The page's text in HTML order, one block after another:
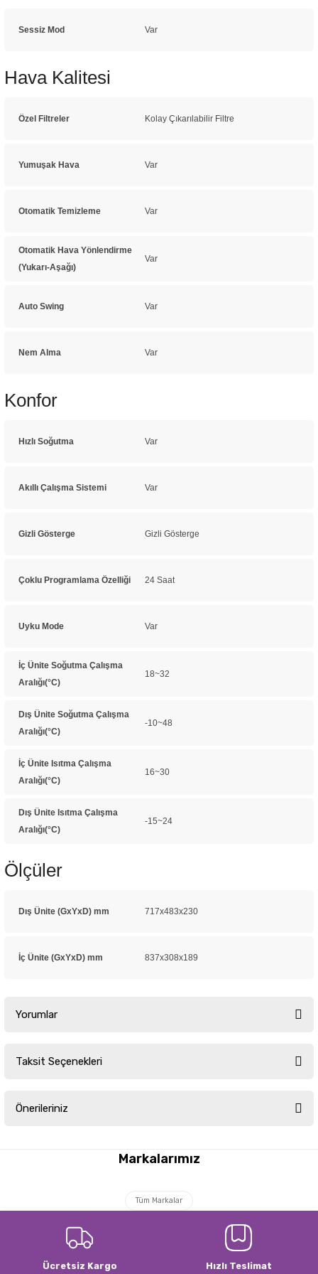
Sessiz Mod Var
Hava Kalitesi
Özel Filtreler Kolay Çıkarılabilir Filtre
Yumuşak Hava Var
Otomatik Temizleme Var
Otomatik Hava Yönlendirme
(Yukarı-Aşağı)
Var
Auto Swing Var
Nem Alma Var
Konfor
Hızlı Soğutma Var
Akıllı Çalışma Sistemi Var
Gizli Gösterge Gizli Gösterge
Çoklu Programlama Özelliği 24 Saat
Uyku Mode Var
İç Ünite Soğutma Çalışma
Aralığı(°C)
18~32
Dış Ünite Soğutma Çalışma
Aralığı(°C)
-10~48
İç Ünite Isıtma Çalışma
Aralığı(°C)
16~30
Dış Ünite Isıtma Çalışma
Aralığı(°C)
-15~24
Ölçüler
Dış Ünite (GxYxD) mm 717x483x230
İç Ünite (GxYxD) mm 837x308x189
Yorumlar
Taksit Seçenekleri
Önerileriniz
yetersiz gördüğünüz noktaları öneri formunu kullanarak tarafımıza
Ürün açıklamasında eksik bilgiler bulunuyor.
Ürün bilgilerinde hatalar bulunuyor.
Markalarımız
Tüm Markalar
Ücretsiz Kargo Hızlı Teslimat